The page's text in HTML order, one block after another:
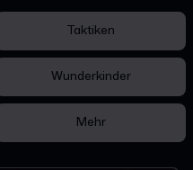
Taktiken
Wunderkinder
Mehr